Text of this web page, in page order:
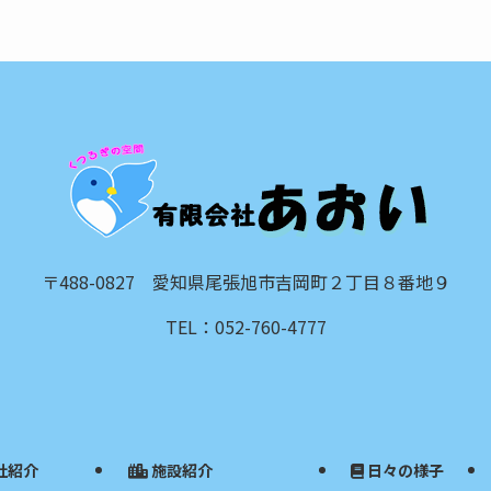
〒488-0827 愛知県尾張旭市吉岡町２丁目８番地９
TEL：052-760-4777
紹介 施設紹介 日々の様子